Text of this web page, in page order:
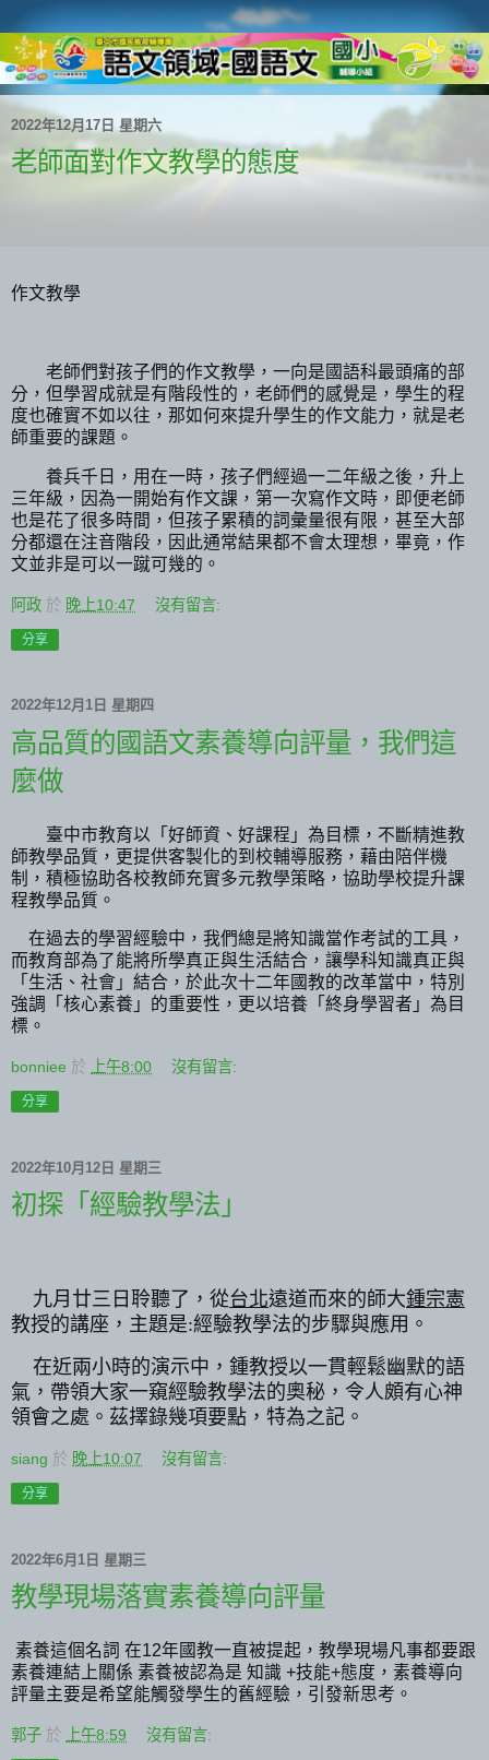
2022年12月17日 星期六
老師面對作文教學的態度
作文教學
老師們對孩子們的作文教學，一向是國語科最頭痛的部
分，但學習成就是有階段性的，老師們的感覺是，學生的程
度也確實不如以往，那如何來提升學生的作文能力，就是老
師重要的課題。
養兵千日，用在一時，孩子們經過一二年級之後，升上
三年級，因為一開始有作文課，第一次寫作文時，即便老師
也是花了很多時間，但孩子累積的詞彙量很有限，甚至大部
分都還在注音階段，因此通常結果都不會太理想，畢竟，作
文並非是可以一蹴可幾的。
阿政 於 晚上10:47 沒有留言:
分享
2022年12月1日 星期四
高品質的國語文素養導向評量，我們這
麼做
臺中市教育以「好師資、好課程」為目標，不斷精進教
師教學品質，更提供客製化的到校輔導服務，藉由陪伴機
制，積極協助各校教師充實多元教學策略，協助學校提升課
程教學品質。
在過去的學習經驗中，我們總是將知識當作考試的工具，
而教育部為了能將所學真正與生活結合，讓學科知識真正與
「生活、社會」結合，於此次十二年國教的改革當中，特別
強調「核心素養」的重要性，更以培養「終身學習者」為目
標。
bonniee 於 上午8:00 沒有留言:
分享
2022年10月12日 星期三
初探「經驗教學法」
九月廿三日聆聽了，從台北遠道而來的師大鍾宗憲
教授的講座，主題是:經驗教學法的步驟與應用。
在近兩小時的演示中，鍾教授以一貫輕鬆幽默的語
氣，帶領大家一窺經驗教學法的奧秘，令人頗有心神
領會之處。茲擇錄幾項要點，特為之記。
siang 於 晚上10:07 沒有留言:
分享
2022年6月1日 星期三
教學現場落實素養導向評量
素養這個名詞 在12年國教一直被提起，教學現場凡事都要跟
素養連結上關係 素養被認為是 知識 +技能+態度，素養導向
評量主要是希望能觸發學生的舊經驗，引發新思考。
郭子 於 上午8:59 沒有留言: